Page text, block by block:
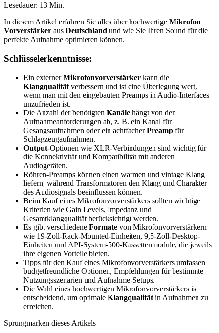
Lesedauer: 13 Min.
In diesem Artikel erfahren Sie alles über hochwertige Mikrofon
Vorverstärker aus Deutschland und wie Sie Ihren Sound für die
perfekte Aufnahme optimieren können.
Schlüsselerkenntnisse:
Ein externerMikrofonvorverstärker kann die
Klangqualität verbessern und ist eine Überlegung wert,
wenn man mit den eingebauten Preamps in Audio-Interfaces
unzufrieden ist.
Die Anzahl der benötigten Kanäle hängt von den
Aufnahmeanforderungen ab, z. B. ein Kanal für
Gesangsaufnahmen oder ein achtfacherPreamp für
Schlagzeugaufnahmen.
Output-Optionen wie XLR-Verbindungen sind wichtig für
die Konnektivität und Kompatibilität mit anderen
Audiogeräten.
Röhren-Preamps können einen warmen und vintage Klang
liefern, während Transformatoren den Klang und Charakter
des Audiosignals beeinflussen können.
Beim Kauf eines Mikrofonvorverstärkers sollten wichtige
Kriterien wie Gain Levels, Impedanz und
Gesamtklangqualität berücksichtigt werden.
Es gibt verschiedene Formate von Mikrofonvorverstärkern
wie 19-Zoll-Rack-Mounted-Einheiten, 9,5-Zoll-Desktop-
Einheiten und API-System-500-Kassettenmodule, die jeweils
ihre eigenen Vorteile bieten.
Tipps für den Kauf eines Mikrofonvorverstärkers umfassen
budgetfreundliche Optionen, Empfehlungen für bestimmte
Nutzungsszenarien und Aufnahme-Setups.
Die Wahl eines hochwertigen Mikrofonvorverstärkers ist
entscheidend, um optimale Klangqualität in Aufnahmen zu
erreichen.
Sprungmarken dieses Artikels